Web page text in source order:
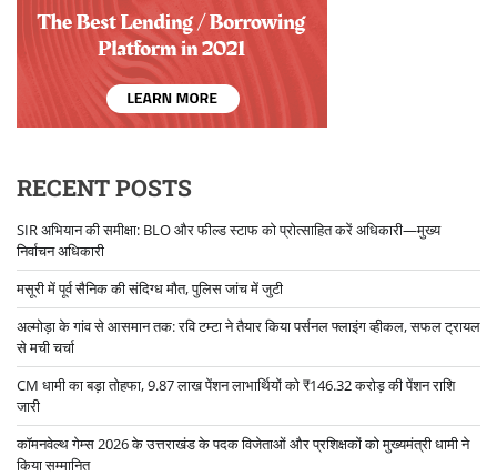
RECENT POSTS
SIR अभियान की समीक्षा: BLO और फील्ड स्टाफ को प्रोत्साहित करें अधिकारी—मुख्य
निर्वाचन अधिकारी
मसूरी में पूर्व सैनिक की संदिग्ध मौत, पुलिस जांच में जुटी
अल्मोड़ा के गांव से आसमान तक: रवि टम्टा ने तैयार किया पर्सनल फ्लाइंग व्हीकल, सफल ट्रायल
से मची चर्चा
CM धामी का बड़ा तोहफा, 9.87 लाख पेंशन लाभार्थियों को ₹146.32 करोड़ की पेंशन राशि
जारी
कॉमनवेल्थ गेम्स 2026 के उत्तराखंड के पदक विजेताओं और प्रशिक्षकों को मुख्यमंत्री धामी ने
किया सम्मानित